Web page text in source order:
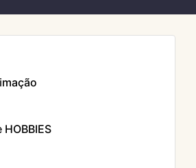
HOBBIES